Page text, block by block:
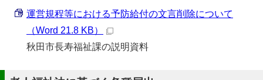
運営規程等における予防給付の文言削除について
（Word 21.8 KB）
秋田市長寿福祉課の説明資料